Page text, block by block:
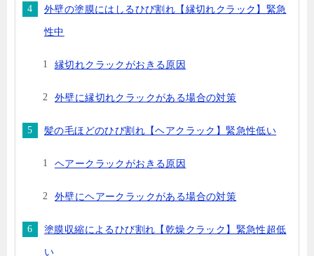
外壁の塗膜にはしるひび割れ【縁切れクラック】緊急
性中
縁切れクラックがおきる原因
外壁に縁切れクラックがある場合の対策
髪の毛ほどのひび割れ【ヘアクラック】緊急性低い
ヘアークラックがおきる原因
外壁にヘアークラックがある場合の対策
塗膜収縮によるひび割れ【乾燥クラック】緊急性超低
い